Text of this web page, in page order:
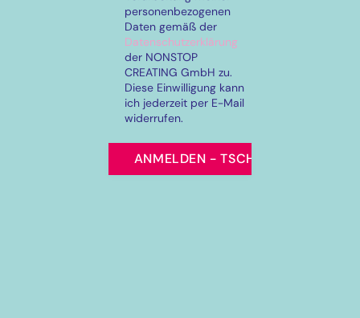
personenbezogenen
Daten gemäß der
Datenschutzerklärung
der NONSTOP
CREATING GmbH zu.
Diese Einwilligung kann
ich jederzeit per E-Mail
widerrufen.